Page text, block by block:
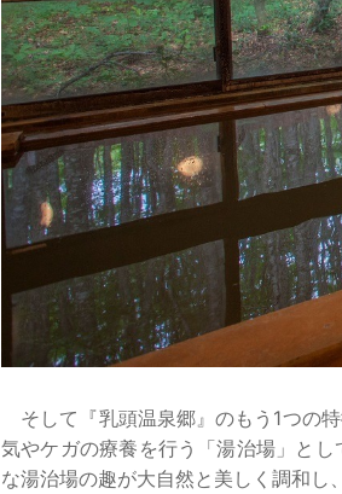
そして『乳頭温泉郷』のもう1つの
気やケガの療養を行う「湯治場」と
な湯治場の趣が大自然と美しく調和し